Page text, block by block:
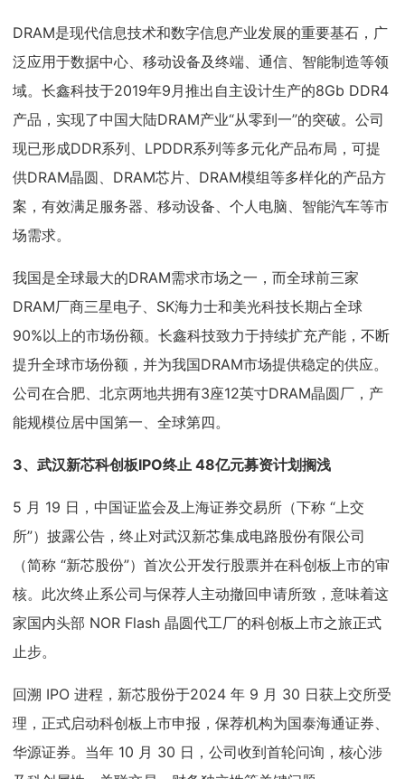
DRAM是现代信息技术和数字信息产业发展的重要基石，广
泛应用于数据中心、移动设备及终端、通信、智能制造等领
域。长鑫科技于2019年9月推出自主设计生产的8Gb DDR4
产品，实现了中国大陆DRAM产业“从零到一”的突破。公司
现已形成DDR系列、LPDDR系列等多元化产品布局，可提
供DRAM晶圆、DRAM芯片、DRAM模组等多样化的产品方
案，有效满足服务器、移动设备、个人电脑、智能汽车等市
场需求。
我国是全球最大的DRAM需求市场之一，而全球前三家
DRAM厂商三星电子、SK海力士和美光科技长期占全球
90%以上的市场份额。长鑫科技致力于持续扩充产能，不断
提升全球市场份额，并为我国DRAM市场提供稳定的供应。
公司在合肥、北京两地共拥有3座12英寸DRAM晶圆厂，产
能规模位居中国第一、全球第四。
3、武汉新芯科创板IPO终止 48亿元募资计划搁浅
5 月 19 日，中国证监会及上海证券交易所（下称 “上交
所”）披露公告，终止对武汉新芯集成电路股份有限公司
（简称 “新芯股份”）首次公开发行股票并在科创板上市的审
核。此次终止系公司与保荐人主动撤回申请所致，意味着这
家国内头部 NOR Flash 晶圆代工厂的科创板上市之旅正式
止步。
回溯 IPO 进程，新芯股份于2024 年 9 月 30 日获上交所受
理，正式启动科创板上市申报，保荐机构为国泰海通证券、
华源证券。当年 10 月 30 日，公司收到首轮问询，核心涉